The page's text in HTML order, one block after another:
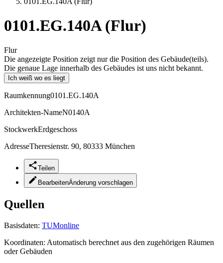
0101.EG.140A (Flur)
Flur
Die angezeigte Position zeigt nur die Position des Gebäude(teils).
Die genaue Lage innerhalb des Gebäudes ist uns nicht bekannt.
Ich weiß wo es liegt
Raumkennung0101.EG.140A
Architekten-NameN0140A
StockwerkErdgeschoss
AdresseTheresienstr. 90, 80333 München
Teilen
BearbeitenÄnderung vorschlagen
Quellen
Basisdaten: TUMonline
Koordinaten: Automatisch berechnet aus den zugehörigen Räumen
oder Gebäuden